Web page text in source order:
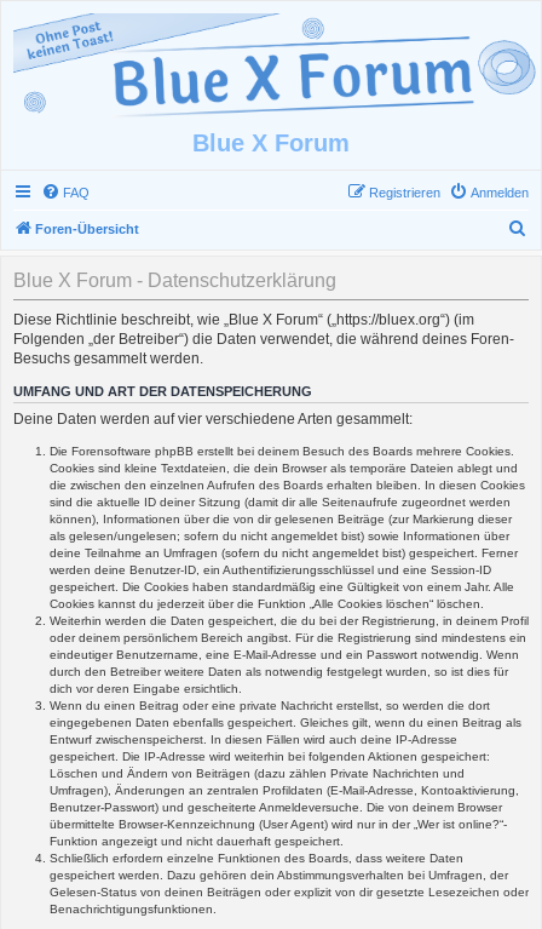
Blue X Forum
FAQ Anmelden
Registrieren
Foren-Übersicht
Blue X Forum - Datenschutzerklärung
Diese Richtlinie beschreibt, wie „Blue X Forum“ („https://bluex.org“) (im
Folgenden „der Betreiber“) die Daten verwendet, die während deines Foren-
Besuchs gesammelt werden.
UMFANG UND ART DER DATENSPEICHERUNG
Deine Daten werden auf vier verschiedene Arten gesammelt:
Die Forensoftware phpBB erstellt bei deinem Besuch des Boards mehrere Cookies.
Cookies sind kleine Textdateien, die dein Browser als temporäre Dateien ablegt und
die zwischen den einzelnen Aufrufen des Boards erhalten bleiben. In diesen Cookies
sind die aktuelle ID deiner Sitzung (damit dir alle Seitenaufrufe zugeordnet werden
können), Informationen über die von dir gelesenen Beiträge (zur Markierung dieser
als gelesen/ungelesen; sofern du nicht angemeldet bist) sowie Informationen über
deine Teilnahme an Umfragen (sofern du nicht angemeldet bist) gespeichert. Ferner
werden deine Benutzer-ID, ein Authentifizierungsschlüssel und eine Session-ID
gespeichert. Die Cookies haben standardmäßig eine Gültigkeit von einem Jahr. Alle
Cookies kannst du jederzeit über die Funktion „Alle Cookies löschen“ löschen.
Weiterhin werden die Daten gespeichert, die du bei der Registrierung, in deinem Profil
oder deinem persönlichem Bereich angibst. Für die Registrierung sind mindestens ein
eindeutiger Benutzername, eine E-Mail-Adresse und ein Passwort notwendig. Wenn
durch den Betreiber weitere Daten als notwendig festgelegt wurden, so ist dies für
dich vor deren Eingabe ersichtlich.
Wenn du einen Beitrag oder eine private Nachricht erstellst, so werden die dort
eingegebenen Daten ebenfalls gespeichert. Gleiches gilt, wenn du einen Beitrag als
Entwurf zwischenspeicherst. In diesen Fällen wird auch deine IP-Adresse
gespeichert. Die IP-Adresse wird weiterhin bei folgenden Aktionen gespeichert:
Löschen und Ändern von Beiträgen (dazu zählen Private Nachrichten und
Umfragen), Änderungen an zentralen Profildaten (E-Mail-Adresse, Kontoaktivierung,
Benutzer-Passwort) und gescheiterte Anmeldeversuche. Die von deinem Browser
übermittelte Browser-Kennzeichnung (User Agent) wird nur in der „Wer ist online?“-
Funktion angezeigt und nicht dauerhaft gespeichert.
Schließlich erfordern einzelne Funktionen des Boards, dass weitere Daten
gespeichert werden. Dazu gehören dein Abstimmungsverhalten bei Umfragen, der
Gelesen-Status von deinen Beiträgen oder explizit von dir gesetzte Lesezeichen oder
Benachrichtigungsfunktionen.